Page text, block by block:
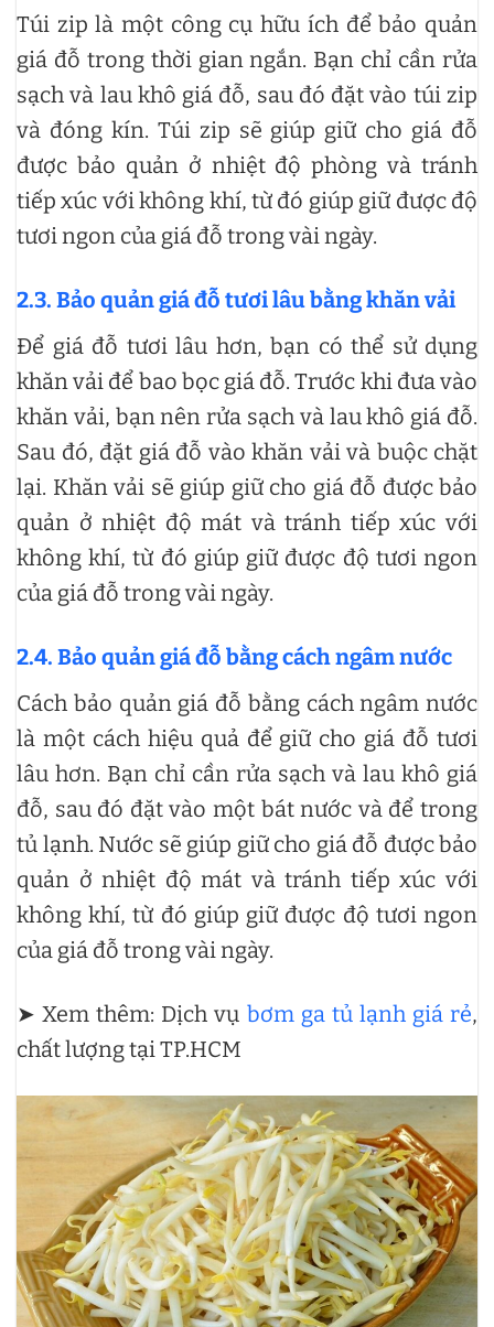
Túi zip là một công cụ hữu ích để bảo quản
giá đỗ trong thời gian ngắn. Bạn chỉ cần rửa
sạch và lau khô giá đỗ, sau đó đặt vào túi zip
và đóng kín. Túi zip sẽ giúp giữ cho giá đỗ
được bảo quản ở nhiệt độ phòng và tránh
tiếp xúc với không khí, từ đó giúp giữ được độ
tươi ngon của giá đỗ trong vài ngày.
2.3. Bảo quản giá đỗ tươi lâu bằng khăn vải
Để giá đỗ tươi lâu hơn, bạn có thể sử dụng
khăn vải để bao bọc giá đỗ. Trước khi đưa vào
khăn vải, bạn nên rửa sạch và lau khô giá đỗ.
Sau đó, đặt giá đỗ vào khăn vải và buộc chặt
lại. Khăn vải sẽ giúp giữ cho giá đỗ được bảo
quản ở nhiệt độ mát và tránh tiếp xúc với
không khí, từ đó giúp giữ được độ tươi ngon
của giá đỗ trong vài ngày.
2.4. Bảo quản giá đỗ bằng cách ngâm nước
Cách bảo quản giá đỗ bằng cách ngâm nước
là một cách hiệu quả để giữ cho giá đỗ tươi
lâu hơn. Bạn chỉ cần rửa sạch và lau khô giá
đỗ, sau đó đặt vào một bát nước và để trong
tủ lạnh. Nước sẽ giúp giữ cho giá đỗ được bảo
quản ở nhiệt độ mát và tránh tiếp xúc với
không khí, từ đó giúp giữ được độ tươi ngon
của giá đỗ trong vài ngày.
➤ Xem thêm: Dịch vụ bơm ga tủ lạnh giá rẻ,
chất lượng tại TP.HCM